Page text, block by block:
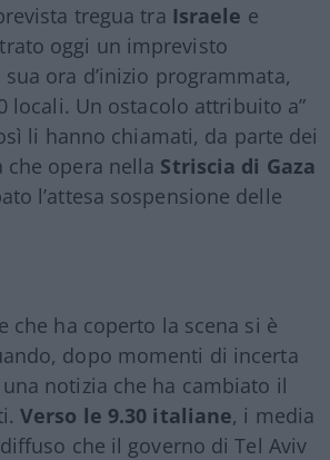
tregua tra Israele e
oggi un imprevisto
ora d’inizio programmata,
locali. Un ostacolo attribuito a”
li hanno chiamati, da parte dei
opera nella Striscia di Gaza
l’attesa sospensione delle
che ha coperto la scena si è
dopo momenti di incerta
notizia che ha cambiato il
Verso le 9.30 italiane, i media
che il governo di Tel Aviv